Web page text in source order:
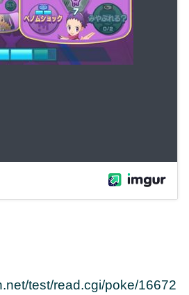
test/read.cgi/poke/16672